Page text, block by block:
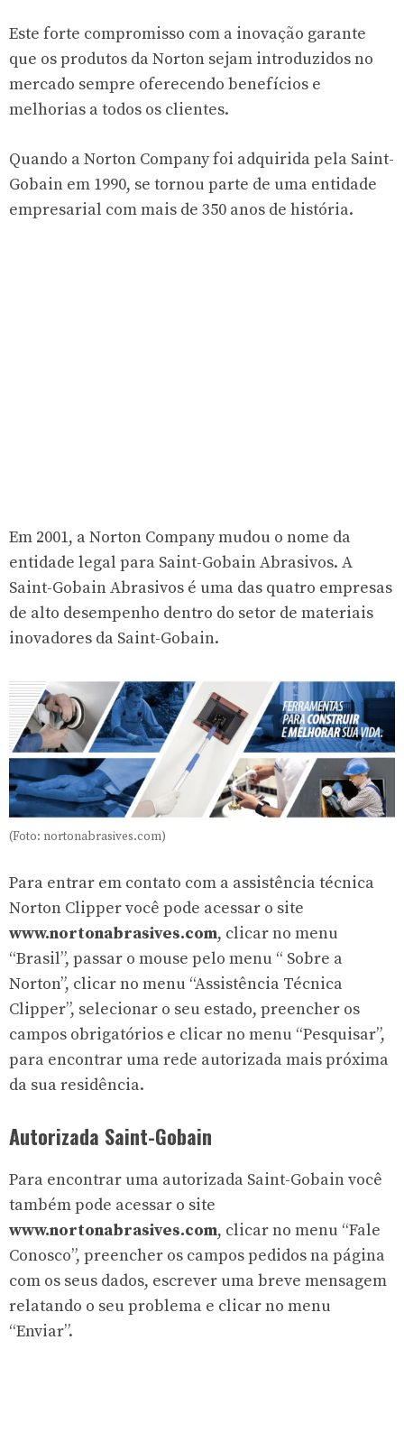
Este forte compromisso com a inovação garante
que os produtos da Norton sejam introduzidos no
mercado sempre oferecendo benefícios e
melhorias a todos os clientes.
Quando a Norton Company foi adquirida pela Saint-
Gobain em 1990, se tornou parte de uma entidade
empresarial com mais de 350 anos de história.
Em 2001, a Norton Company mudou o nome da
entidade legal para Saint-Gobain Abrasivos. A
Saint-Gobain Abrasivos é uma das quatro empresas
de alto desempenho dentro do setor de materiais
inovadores da Saint-Gobain.
(Foto: nortonabrasives.com)
Para entrar em contato com a assistência técnica
Norton Clipper você pode acessar o site
www.nortonabrasives.com, clicar no menu
“Brasil”, passar o mouse pelo menu “ Sobre a
Norton”, clicar no menu “Assistência Técnica
Clipper”, selecionar o seu estado, preencher os
campos obrigatórios e clicar no menu “Pesquisar”,
para encontrar uma rede autorizada mais próxima
da sua residência.
Autorizada Saint-Gobain
Para encontrar uma autorizada Saint-Gobain você
também pode acessar o site
www.nortonabrasives.com, clicar no menu “Fale
Conosco”, preencher os campos pedidos na página
com os seus dados, escrever uma breve mensagem
relatando o seu problema e clicar no menu
“Enviar”.